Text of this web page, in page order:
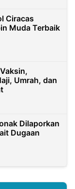
Ciracas
Muda Terbaik
Umrah, dan
Dilaporkan
Dugaan